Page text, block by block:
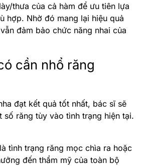
thưa của cả hàm để ưu tiên lựa
hợp. Nhờ đó mang lại hiệu quả
đảm bảo chức năng nhai của
cần nhổ răng
đạt kết quả tốt nhất, bác sĩ sẽ
số răng tùy vào tình trạng hiện tại.
tình trạng răng mọc chìa ra hoặc
đến thẩm mỹ của toàn bộ